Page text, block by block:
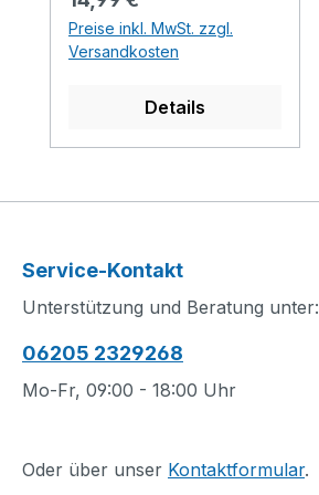
Spielzeug zum
Umgestalten beinhaltet
jede Menge zauberhafte
Videospielreihe vertraute
Zubehörelemente, die
Geschichten darstellen
das Pferd Jimmy, das
Mädchen und Jungen
kennen. Die Kinder
schenken Jimmy unter
Während Jimmy die
Preise inkl. MwSt. zzgl.
Versandkosten
Details
Service-Kontakt
Unterstützung und Beratung unter:
06205 2329268
Mo-Fr, 09:00 - 18:00 Uhr
Oder über unser Kontaktformular.